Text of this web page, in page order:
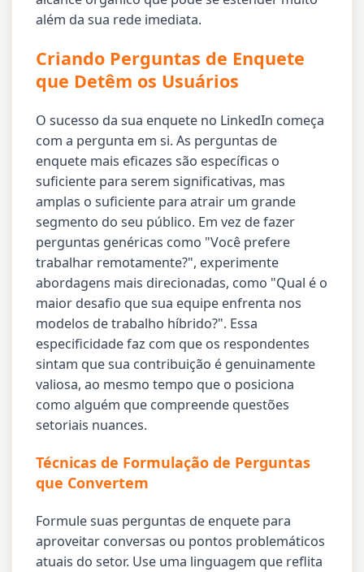
além da sua rede imediata.
Criando Perguntas de Enquete
que Detêm os Usuários
O sucesso da sua enquete no LinkedIn começa
com a pergunta em si. As perguntas de
enquete mais eficazes são específicas o
suficiente para serem significativas, mas
amplas o suficiente para atrair um grande
segmento do seu público. Em vez de fazer
perguntas genéricas como "Você prefere
trabalhar remotamente?", experimente
abordagens mais direcionadas, como "Qual é o
maior desafio que sua equipe enfrenta nos
modelos de trabalho híbrido?". Essa
especificidade faz com que os respondentes
sintam que sua contribuição é genuinamente
valiosa, ao mesmo tempo que o posiciona
como alguém que compreende questões
setoriais nuances.
Técnicas de Formulação de Perguntas
que Convertem
Formule suas perguntas de enquete para
aproveitar conversas ou pontos problemáticos
atuais do setor. Use uma linguagem que reflita